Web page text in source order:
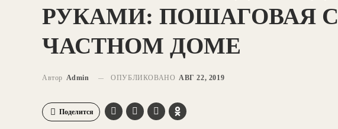
РУКАМИ: ПОШАГОВАЯ
ЧАСТНОМ ДОМЕ
Автор Admin ОПУБЛИКОВАНО АВГ 22, 2019
Поделится